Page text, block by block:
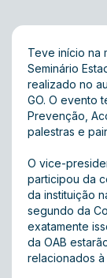
Teve início na
Seminário
realizado no
GO. O evento
Prevenção,
palestras e
O vice-
participou da
da instituição
segundo da
exatamente
da OAB
relacionados